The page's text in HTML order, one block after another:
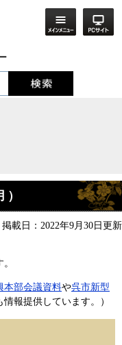
掲載日：2022年9月30日更新
本部会議資料や呉市新型
情報提供しています。）